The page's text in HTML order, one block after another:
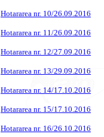
Hotararea nr. 10/26.09.2016
Hotararea nr. 11/26.09.2016
Hotararea nr. 12/27.09.2016
Hotararea nr. 13/29.09.2016
Hotararea nr. 14/17.10.2016
Hotararea nr. 15/17.10.2016
Hotararea nr. 16/26.10.2016